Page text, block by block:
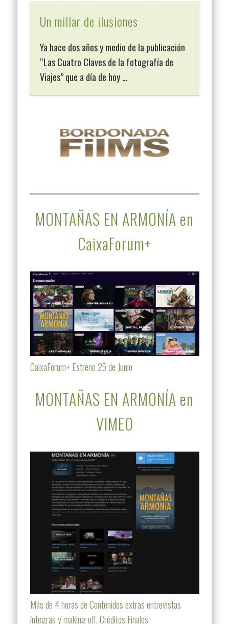
Un millar de ilusiones
Ya hace dos años y medio de la publicación
“Las Cuatro Claves de la fotografía de
Viajes” que a día de hoy …
MONTAÑAS EN ARMONÍA en
CaixaForum+
CaixaForum+ Estreno 25 de Junio
MONTAÑAS EN ARMONÍA en
VIMEO
Más de 4 horas de Contenidos extras entrevistas
íntegras y making off, Créditos Finales